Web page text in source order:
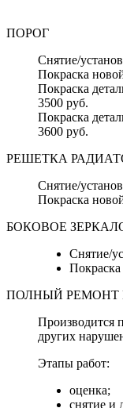
ПОРОГ
Снятие/
Покраска
Покраска
3500 руб.
Покраска
3600 руб.
РЕШЕТКА
Снятие/
Покраска
БОКОВОЕ
Снятие/
Покраска
ПОЛНЫЙ РЕМОНТ
Производится
других
Этапы работ:
оценка;
снятие и